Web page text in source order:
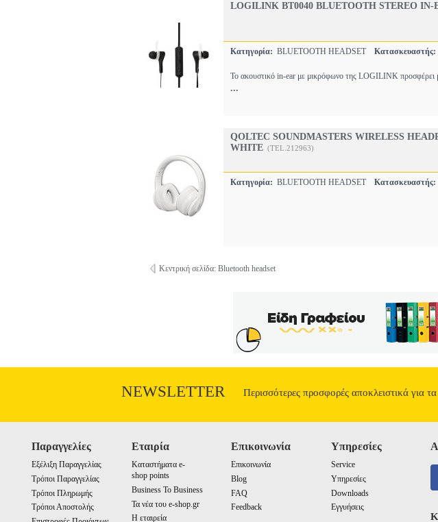
LOGILINK BT0040 BLUETOOTH STEREO
Κατηγορία: BLUETOOTH HEADSET Κατασκευαστής:
Το ακουστικό in-ear με μικρόφωνο της LOGILINK προσφέρει
...
QOLTEC SOUNDMASTERS WIRELESS
WHITE (TEL.212963)
Κατηγορία: BLUETOOTH HEADSET Κατασκευαστής:
Κεντρική σελίδα: Bluetooth headset
NEWSLETTER Περισσότερες προσφορές αποκλειστικά για
Παραγγελίες
Εξέλιξη Παραγγελίας
Τρόποι Παραγγελίας
Τρόποι Πληρωμής
Τρόποι Αποστολής
Εταιρία
Καταστήματα e-
shop points
Business To Business
Τα νέα του e-shop.gr
Η εταιρεία
Επικοινωνία
Επικοινωνία
Blog
FAQ
Feedback
Υπηρεσίες
Service
Υπηρεσίες
Downloads
Εγγυήσεις